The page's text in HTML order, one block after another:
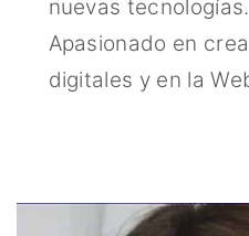
nuevas tecnologías.
Apasionado en
digitales y en la